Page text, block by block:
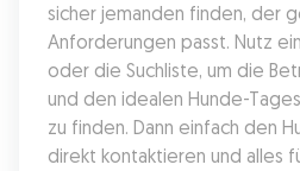
sicher jemanden finden, der
Anforderungen passt. Nutz
oder die Suchliste, um die
und den idealen Hunde-
zu finden. Dann einfach den
direkt kontaktieren und alles